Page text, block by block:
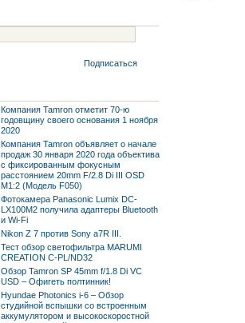
Подписаться
Компания Tamron отметит 70-ю
годовщину своего основания 1 ноября
2020
Компания Tamron объявляет о начале
продаж 30 января 2020 года объектива
с фиксированным фокусным
расстоянием 20mm F/2.8 Di III OSD
M1:2 (Модель F050)
Фотокамера Panasonic Lumix DC-
LX100M2 получила адаптеры Bluetooth
и Wi-Fi
Nikon Z 7 против Sony a7R III.
Тест обзор светофильтра MARUMI
CREATION C-PL/ND32
Обзор Tamron SP 45mm f/1.8 Di VC
USD – Офигеть полтинник!
Hyundae Photonics i-6 – Обзор
студийной вспышки со встроенным
аккумулятором и высокоскоростной